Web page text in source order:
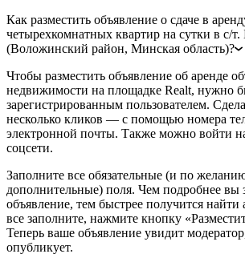
Как разместить объявление о сдаче в
четырехкомнатных квартир на сутки в с/т.
(Воложинский район, Минская область)?
Чтобы разместить объявление об аренде
недвижимости на площадке Realt, нужно
зарегистрированным пользователем.
несколько кликов — с помощью номера
электронной почты. Также можно войти
соцсети.
Заполните все обязательные (и по
дополнительные) поля. Чем подробнее вы
объявление, тем быстрее получится найти
все заполните, нажмите кнопку
Теперь ваше объявление увидит
опубликует.